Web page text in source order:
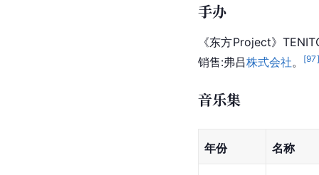
手办
《东方Project》
销售:弗吕株式会社。 [97]
音乐集
年份 名称